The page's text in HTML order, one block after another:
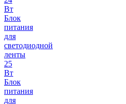
Вт
Блок
питания
для
светодиодной
ленты
25
Вт
Блок
питания
для